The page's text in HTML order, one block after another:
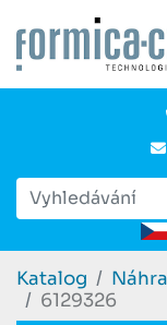
Katalog
6129326